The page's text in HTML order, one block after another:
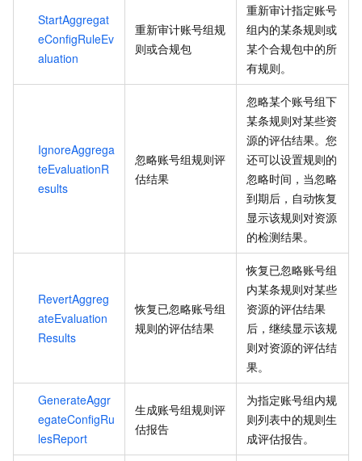
StartAggregat
eConfigRuleEv
aluation
重新审计账号组规
则或合规包
重新审计指定账号
组内的某条规则或
某个合规包中的所
有规则。
IgnoreAggrega
teEvaluationR
esults
忽略账号组规则评
估结果
忽略某个账号组下
某条规则对某些资
源的评估结果。您
还可以设置规则的
忽略时间，当忽略
到期后，自动恢复
显示该规则对资源
的检测结果。
RevertAggreg
ateEvaluation
Results
恢复已忽略账号组
规则的评估结果
恢复已忽略账号组
内某条规则对某些
资源的评估结果
后，继续显示该规
则对资源的评估结
果。
GenerateAggr
egateConfigRu
lesReport
生成账号组规则评
估报告
为指定账号组内规
则列表中的规则生
成评估报告。